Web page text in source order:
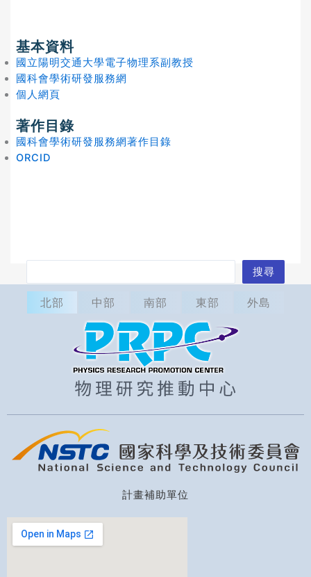
基本資料
國立陽明交通大學電子物理系副教授
國科會學術研發服務網
個人網頁
著作目錄
國科會學術研發服務網著作目錄
ORCID
尋
搜尋
北部 中部 南部 東部 外島
計畫補助單位